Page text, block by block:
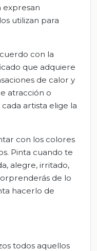
expresan
utilizan para
con la
que adquiere
de calor y
atracción o
artista elige la
con los colores
Pinta cuando te
alegre, irritado,
de lo
hacerlo de
todos aquellos